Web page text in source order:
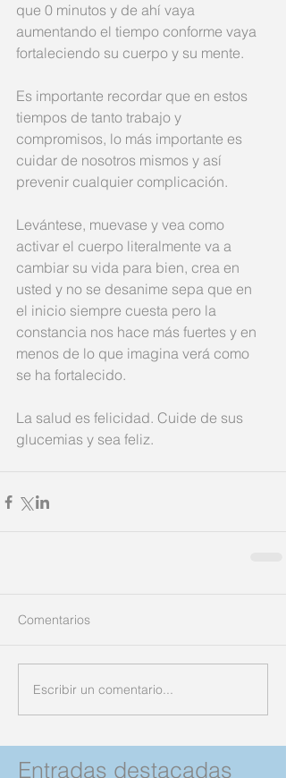
que 0 minutos y de ahí vaya
aumentando el tiempo conforme vaya
fortaleciendo su cuerpo y su mente.
Es importante recordar que en estos
tiempos de tanto trabajo y
compromisos, lo más importante es
cuidar de nosotros mismos y así
prevenir cualquier complicación.
Levántese, muevase y vea como
activar el cuerpo literalmente va a
cambiar su vida para bien, crea en
usted y no se desanime sepa que en
el inicio siempre cuesta pero la
constancia nos hace más fuertes y en
menos de lo que imagina verá como
se ha fortalecido.
La salud es felicidad. Cuide de sus
glucemias y sea feliz.
Comentarios
Escribir un comentario...
Entradas destacadas